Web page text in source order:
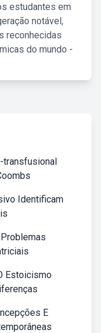
estudantes em
notável,
reconhecidas
do mundo -
transfusional
Identificam
Estoicismo
E